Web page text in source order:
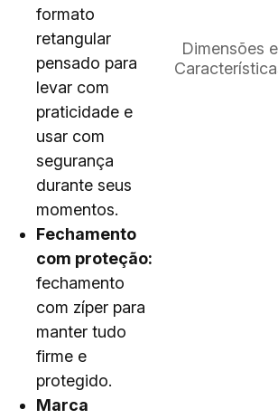
formato
retangular
pensado para
levar com
praticidade e
usar com
segurança
durante seus
momentos.
Fechamento
com proteção:
fechamento
com zíper para
manter tudo
firme e
protegido.
Marca
Dimensões e